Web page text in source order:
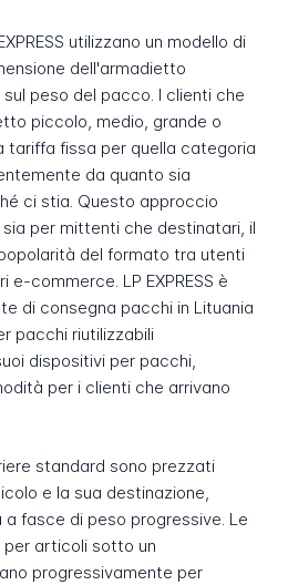
utilizzano un modello di
dell'armadietto
peso del pacco. I clienti che
piccolo, medio, grande o
tariffa fissa per quella categoria
da quanto sia
ci stia. Questo approccio
per mittenti che destinatari, il
del formato tra utenti
commerce. LP EXPRESS è
di consegna pacchi in Lituania
pacchi riutilizzabili
dispositivi per pacchi,
per i clienti che arrivano
standard sono prezzati
e la sua destinazione,
fasce di peso progressive. Le
per articoli sotto un
progressivamente per